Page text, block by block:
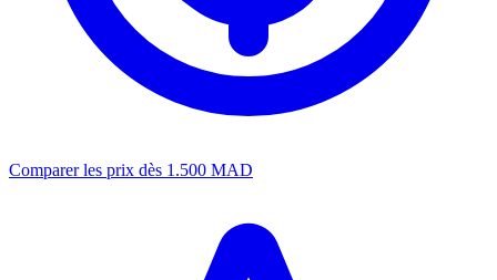
Comparer les prix dès 1.500 MAD